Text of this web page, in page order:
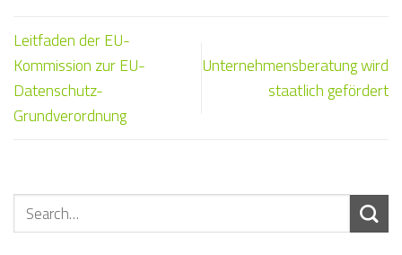
Leitfaden der EU-
Kommission zur EU-
Datenschutz-
Grundverordnung
Unternehmensberatung wird
staatlich gefördert